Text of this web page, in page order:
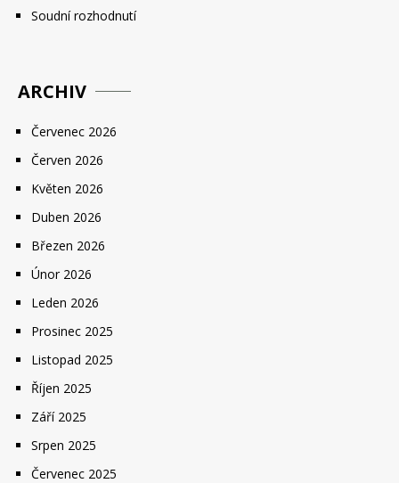
Soudní rozhodnutí
ARCHIV
Červenec 2026
Červen 2026
Květen 2026
Duben 2026
Březen 2026
Únor 2026
Leden 2026
Prosinec 2025
Listopad 2025
Říjen 2025
Září 2025
Srpen 2025
Červenec 2025